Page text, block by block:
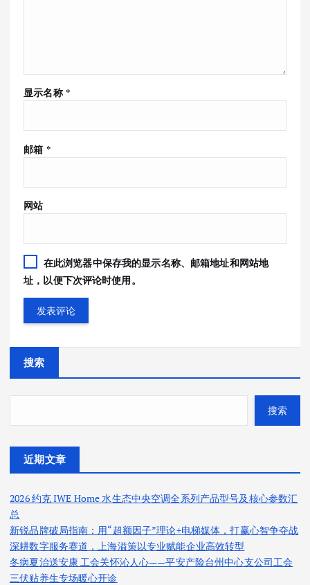
显示名称 *
邮箱 *
网站
在此浏览器中保存我的显示名称、邮箱地址和网站地
址，以便下次评论时使用。
搜索
搜索
近期文章
2026 约克 IWE Home 水生态中央空调全系列产品型号及核心参数汇
总
新锐品牌破局指南：用“超额因子”理论+电梯媒体，打赢心智争夺战
深耕数字服务赛道，上海溢策以专业赋能企业高效转型
冬病夏治送安康 工会关怀沁人心——平安产险台州中心支公司工会
三伏贴养生专场暖心开诊